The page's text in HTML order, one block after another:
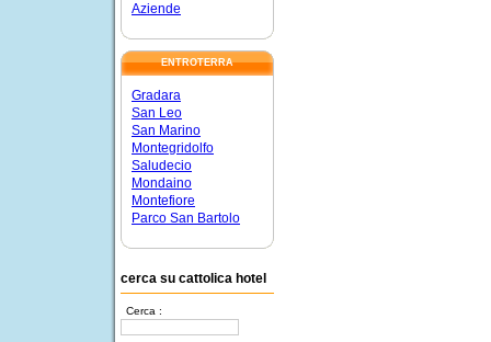
Aziende
ENTROTERRA
Gradara
San Leo
San Marino
Montegridolfo
Saludecio
Mondaino
Montefiore
Parco San Bartolo
cerca su cattolica hotel
Cerca :